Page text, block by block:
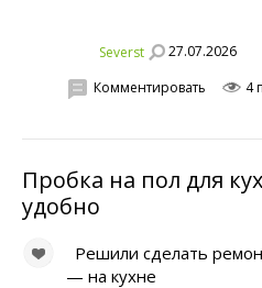
Severst 27.07.2026
Комментировать 4
Пробка на пол для
удобно
Решили сделать
— на кухне